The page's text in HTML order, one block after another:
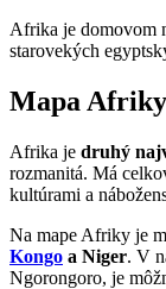
Afrika je domovom
starovekých
Mapa Afriky
Afrika je druhý
rozmanitá. Má
kultúrami a
Na mape Afriky je
Kongo a Niger. V
Ngorongoro, je